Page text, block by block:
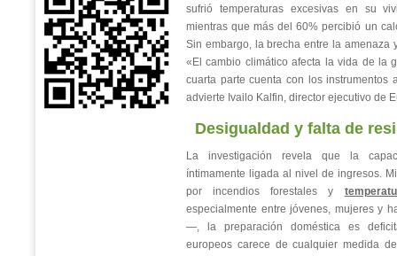
sufrió temperaturas excesivas en su
mientras que más del 60% percibió un
Sin embargo, la brecha entre la amenaza
«El cambio climático afecta la vida de la
cuarta parte cuenta con los instrumentos
advierte Ivailo Kalfin, director ejecutivo de
Desigualdad y falta de
La investigación revela que la
íntimamente ligada al nivel de ingresos.
por incendios forestales y
especialmente entre jóvenes, mujeres y
—, la preparación doméstica es
europeos carece de cualquier medida